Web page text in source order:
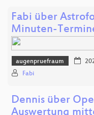
Fabi über
Minuten-
augenpruefraum
Fabi
Dennis über